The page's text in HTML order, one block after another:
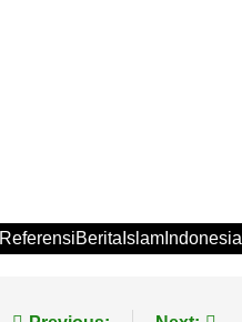
ReferensiBeritaIslamIndonesia